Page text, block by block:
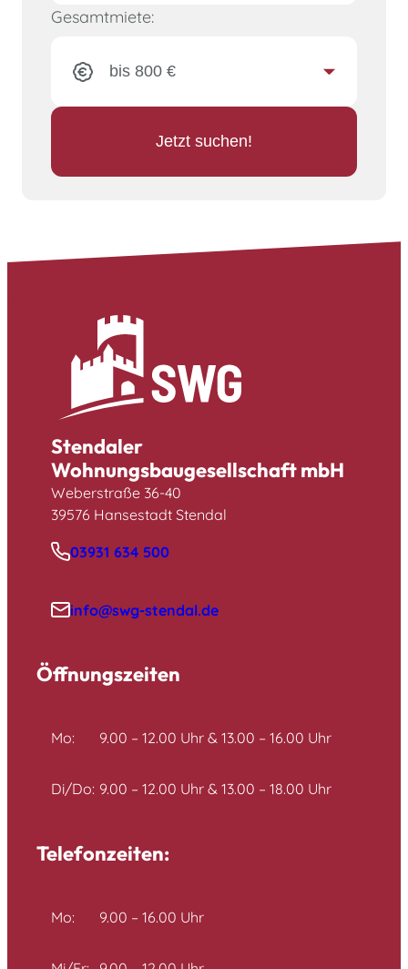
Gesamtmiete:
Jetzt suchen!
Stendaler
Wohnungsbaugesellschaft mbH
Weberstraße 36-40
39576 Hansestadt Stendal
03931 634 500
info@swg-stendal.de
Öffnungszeiten
Mo: 9.00 – 12.00 Uhr & 13.00 – 16.00 Uhr
Di/Do: 9.00 – 12.00 Uhr & 13.00 – 18.00 Uhr
Telefonzeiten:
Mo: 9.00 – 16.00 Uhr